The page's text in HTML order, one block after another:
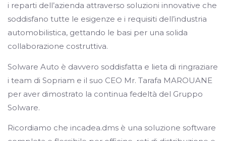
i reparti dell’azienda attraverso soluzioni innovative che
soddisfano tutte le esigenze e i requisiti dell’industria
automobilistica, gettando le basi per una solida
collaborazione costruttiva.
Solware Auto è davvero soddisfatta e lieta di ringraziare
i team di Sopriam e il suo CEO Mr. Tarafa MAROUANE
per aver dimostrato la continua fedeltà del Gruppo
Solware.
Ricordiamo che incadea.dms è una soluzione software